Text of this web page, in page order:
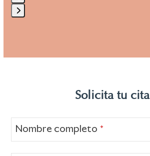
slide
Solicita tu cita
Nombre completo *